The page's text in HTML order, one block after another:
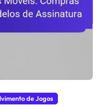
de Jogos